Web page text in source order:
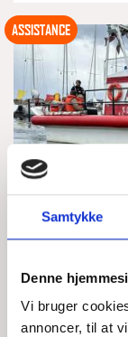
Samtykke
Denne
Vi bruger
annoncer, til at
ASSISTANCE